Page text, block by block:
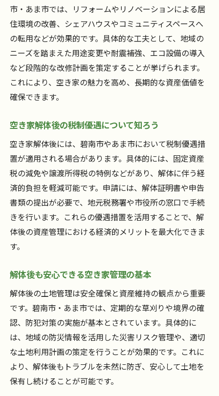
市・あま市では、リフォームやリノベーションによる居
住環境の改善、シェアハウスやコミュニティスペースへ
の転用などが効果的です。具体的な工夫として、地域の
ニーズを踏まえた用途変更や耐震補強、エコ設備の導入
など段階的な改修計画を策定することが挙げられます。
これにより、空き家の魅力を高め、長期的な資産価値を
確保できます。
空き家解体後の税制優遇について知ろう
空き家解体後には、碧南市やあま市において税制優遇措
置が適用される場合があります。具体的には、固定資産
税の減免や譲渡所得税の特例などがあり、解体に伴う経
済的負担を軽減可能です。申請には、解体証明書や申告
書類の提出が必要で、地元税務署や市役所の窓口で手続
きを行います。これらの優遇措置を活用することで、解
体後の資産管理における経済的メリットを最大化できま
す。
解体後も安心できる空き家管理の基本
解体後の土地管理は安全確保と資産維持の観点から重要
です。碧南市・あま市では、定期的な草刈りや境界の確
認、防犯対策の実施が基本とされています。具体的に
は、地域の防災情報を活用した災害リスク管理や、適切
な土地利用計画の策定を行うことが効果的です。これに
より、解体後もトラブルを未然に防ぎ、安心して土地を
保有し続けることが可能です。